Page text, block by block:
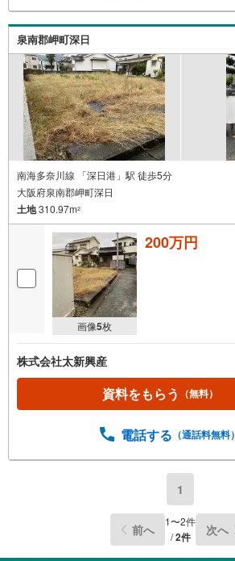
泉南郡岬町深日
南海多奈川線 「深日港」駅 徒歩5分
大阪府泉南郡岬町深日
土地310.97m2
画像5枚
200万円
株式会社太新興産
資料をもらう （無料）
電話する （通話料無料）
1
前へ 1〜2件
/2件 次へ